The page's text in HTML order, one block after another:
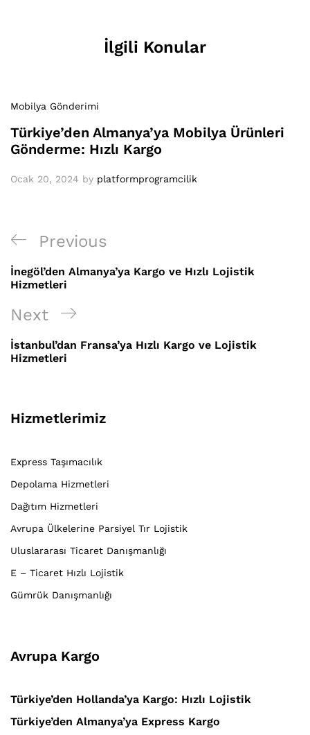
İlgili Konular
Mobilya Gönderimi
Türkiye’den Almanya’ya Mobilya Ürünleri
Gönderme: Hızlı Kargo
Ocak 20, 2024 by platformprogramcilik
Yazı
gezinmesi
Previous
Post
Previous
İnegöl’den Almanya’ya Kargo ve Hızlı Lojistik
Hizmetleri
Next
Post
Next
İstanbul’dan Fransa’ya Hızlı Kargo ve Lojistik
Hizmetleri
Hizmetlerimiz
Express Taşımacılık
Depolama Hizmetleri
Dağıtım Hizmetleri
Avrupa Ülkelerine Parsiyel Tır Lojistik
Uluslararası Ticaret Danışmanlığı
E – Ticaret Hızlı Lojistik
Gümrük Danışmanlığı
Avrupa Kargo
Türkiye’den Hollanda’ya Kargo: Hızlı Lojistik
Türkiye’den Almanya’ya Express Kargo